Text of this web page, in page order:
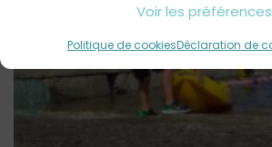
Voir les préférences
Politique de cookiesDéclaration de